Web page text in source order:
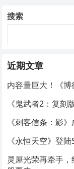
搜索
近期文章
内容量巨大！《
《鬼武者2：复刻
《刺客信条：影
《永恒天空》登
灵犀光荣再牵手